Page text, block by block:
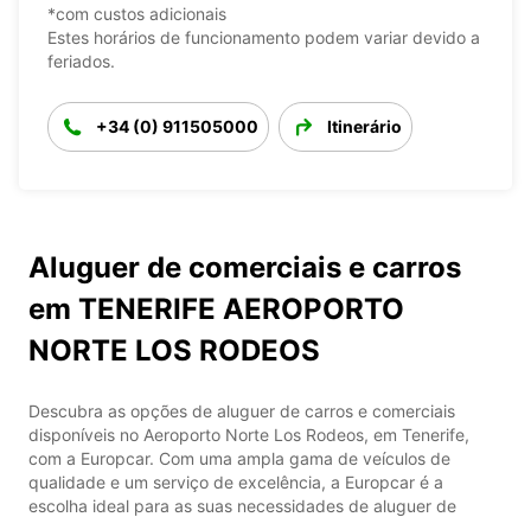
*com custos adicionais
Estes horários de funcionamento podem variar devido a
feriados.
+34 (0) 911505000 Itinerário
Aluguer de comerciais e carros
em TENERIFE AEROPORTO
NORTE LOS RODEOS
Descubra as opções de aluguer de carros e comerciais
disponíveis no Aeroporto Norte Los Rodeos, em Tenerife,
com a Europcar. Com uma ampla gama de veículos de
qualidade e um serviço de excelência, a Europcar é a
escolha ideal para as suas necessidades de aluguer de